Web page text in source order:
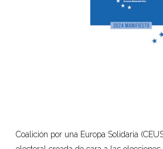
Coalición por una Europa Solidaria